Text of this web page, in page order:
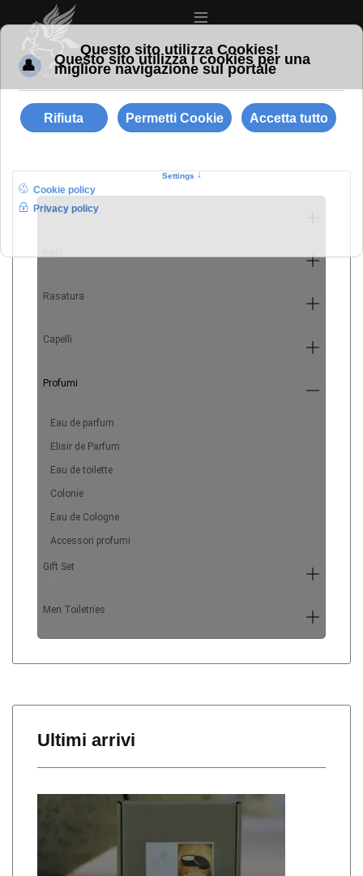
≡
Barba
Rasatura
Capelli
Profumi
Eau de parfum
Elisir de Parfum
Eau de toilette
Colonie
Eau de Cologne
Accessori profumi
Gift Set
Men Toiletries
Ultimi arrivi